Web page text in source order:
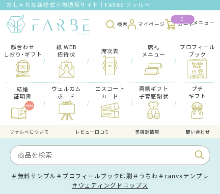
おしゃれな結婚式小物通販サイト｜FARBE ファルベ
検索 マイページ
0
カート
顔合わせ
しおり･ギフト
/
紙 WEB
招待状
/
席次表
/
席礼
メニュー
/
プロフィール
ブック
結婚
証明書
/
ウェルカム
ボード
/
エスコート
カード
/
両親ギフト
子育感謝状
/
プチ
ギフト
ファルべについて レビュー口コミ 実店舗情報 問い合わせ
＃無料サンプル ＃プロフィールブック印刷 ＃うちわ ＃canvaテンプレ
＃ウェディングドロップス